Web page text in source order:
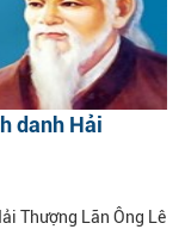
danh Hải
Thượng Lãn Ông Lê